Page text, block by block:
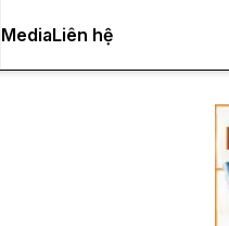
MediaLiên hệ